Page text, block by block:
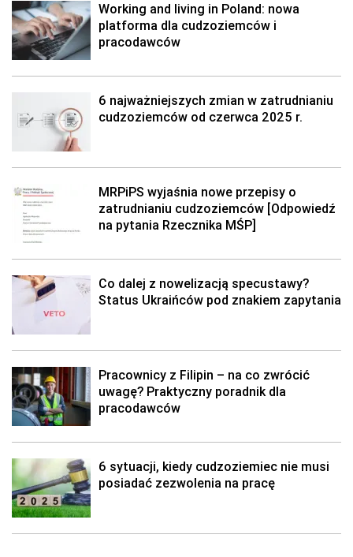
Working and living in Poland: nowa
platforma dla cudzoziemców i
pracodawców
6 najważniejszych zmian w zatrudnianiu
cudzoziemców od czerwca 2025 r.
MRPiPS wyjaśnia nowe przepisy o
zatrudnianiu cudzoziemców [Odpowiedź
na pytania Rzecznika MŚP]
Co dalej z nowelizacją specustawy?
Status Ukraińców pod znakiem zapytania
Pracownicy z Filipin – na co zwrócić
uwagę? Praktyczny poradnik dla
pracodawców
6 sytuacji, kiedy cudzoziemiec nie musi
posiadać zezwolenia na pracę